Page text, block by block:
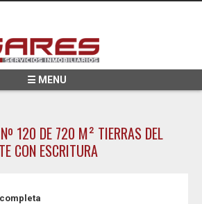
☰ MENU
Nº 120 DE 720 M² TIERRAS DEL
CON ESCRITURA